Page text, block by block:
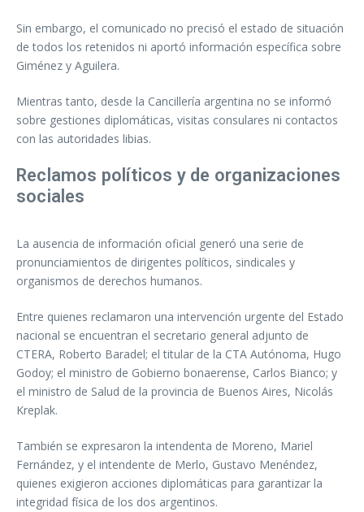
Sin embargo, el comunicado no precisó el estado de situación
de todos los retenidos ni aportó información específica sobre
Giménez y Aguilera.
Mientras tanto, desde la Cancillería argentina no se informó
sobre gestiones diplomáticas, visitas consulares ni contactos
con las autoridades libias.
Reclamos políticos y de organizaciones
sociales
La ausencia de información oficial generó una serie de
pronunciamientos de dirigentes políticos, sindicales y
organismos de derechos humanos.
Entre quienes reclamaron una intervención urgente del Estado
nacional se encuentran el secretario general adjunto de
CTERA, Roberto Baradel; el titular de la CTA Autónoma, Hugo
Godoy; el ministro de Gobierno bonaerense, Carlos Bianco; y
el ministro de Salud de la provincia de Buenos Aires, Nicolás
Kreplak.
También se expresaron la intendenta de Moreno, Mariel
Fernández, y el intendente de Merlo, Gustavo Menéndez,
quienes exigieron acciones diplomáticas para garantizar la
integridad física de los dos argentinos.